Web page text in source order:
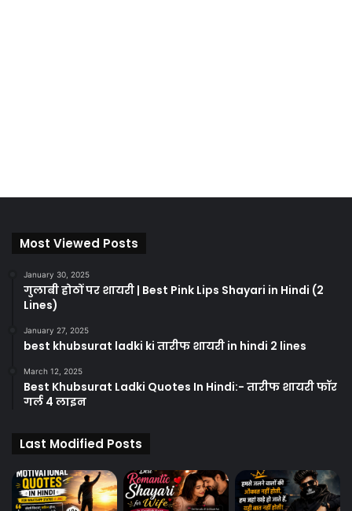
Most Viewed Posts
January 30, 2025
गुलाबी होठों पर शायरी | Best Pink Lips Shayari in Hindi (2
Lines)
January 27, 2025
best khubsurat ladki ki तारीफ शायरी in hindi 2 lines
March 12, 2025
Best Khubsurat Ladki Quotes In Hindi:- तारीफ शायरी फॉर
गर्ल 4 लाइन
Last Modified Posts